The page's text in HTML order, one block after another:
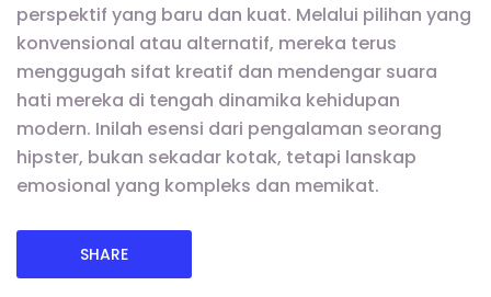
perspektif yang baru dan kuat. Melalui pilihan yang
konvensional atau alternatif, mereka terus
menggugah sifat kreatif dan mendengar suara
hati mereka di tengah dinamika kehidupan
modern. Inilah esensi dari pengalaman seorang
hipster, bukan sekadar kotak, tetapi lanskap
emosional yang kompleks dan memikat.
SHARE